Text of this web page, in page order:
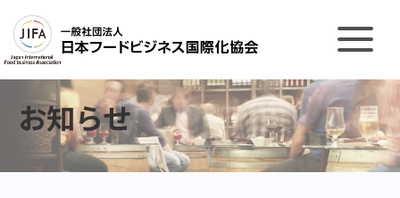
お知らせ